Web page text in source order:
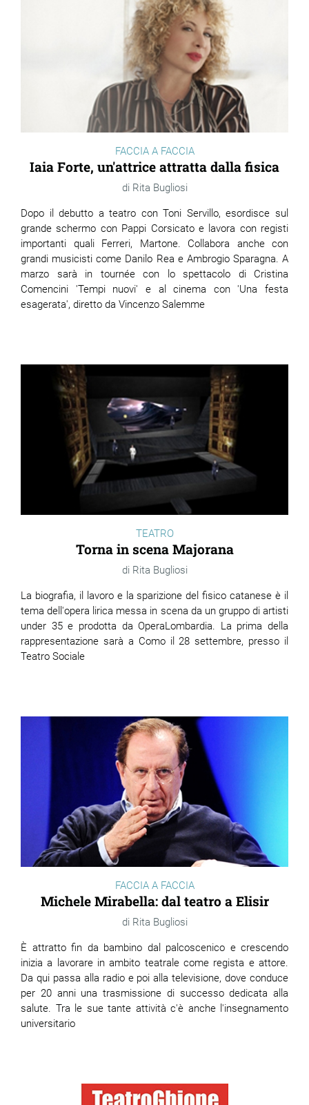
FACCIA A FACCIA
Iaia Forte, un'attrice attratta dalla fisica
Rita Bugliosi
Dopo il debutto a teatro con Toni Servillo, esordisce sul
grande schermo con Pappi Corsicato e lavora con registi
importanti quali Ferreri, Martone. Collabora anche con
grandi musicisti come Danilo Rea e Ambrogio Sparagna. A
marzo sarà in tournée con lo spettacolo di Cristina
Comencini 'Tempi nuovi' e al cinema con 'Una festa
esagerata', diretto da Vincenzo Salemme
TEATRO
Torna in scena Majorana
Rita Bugliosi
La biografia, il lavoro e la sparizione del fisico catanese è il
tema dell'opera lirica messa in scena da un gruppo di artisti
under 35 e prodotta da OperaLombardia. La prima della
rappresentazione sarà a Como il 28 settembre, presso il
Teatro Sociale
FACCIA A FACCIA
Michele Mirabella: dal teatro a Elisir
Rita Bugliosi
È attratto fin da bambino dal palcoscenico e crescendo
inizia a lavorare in ambito teatrale come regista e attore.
Da qui passa alla radio e poi alla televisione, dove conduce
per 20 anni una trasmissione di successo dedicata alla
salute. Tra le sue tante attività c'è anche l'insegnamento
universitario